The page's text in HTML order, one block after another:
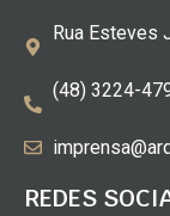
Rua Esteves
(48) 3224-
REDES